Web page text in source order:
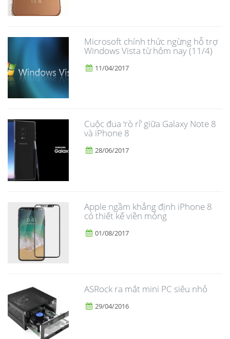
Microsoft chính thức ngừng hỗ trợ
Windows Vista từ hôm nay (11/4)
11/04/2017
​Cuộc đua ‘rò rỉ’ giữa Galaxy Note 8
và iPhone 8
28/06/2017
Apple ngầm khẳng định iPhone 8
có thiết kế viền mỏng
01/08/2017
ASRock ra mắt mini PC siêu nhỏ
29/04/2016